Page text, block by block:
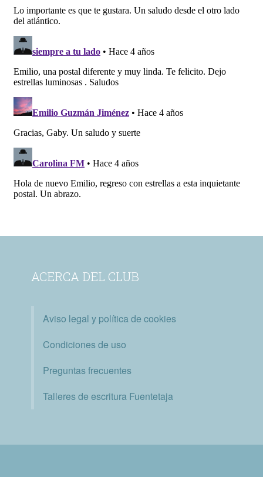
ACERCA DEL CLUB
Aviso legal y política de cookies
Condiciones de uso
Preguntas frecuentes
Talleres de escritura Fuentetaja